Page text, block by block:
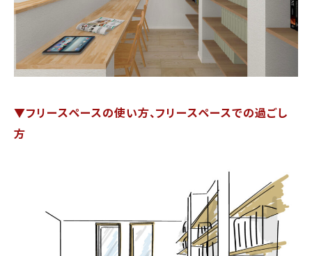
▼フリースペースの使い方、フリースペースでの過ごし
方